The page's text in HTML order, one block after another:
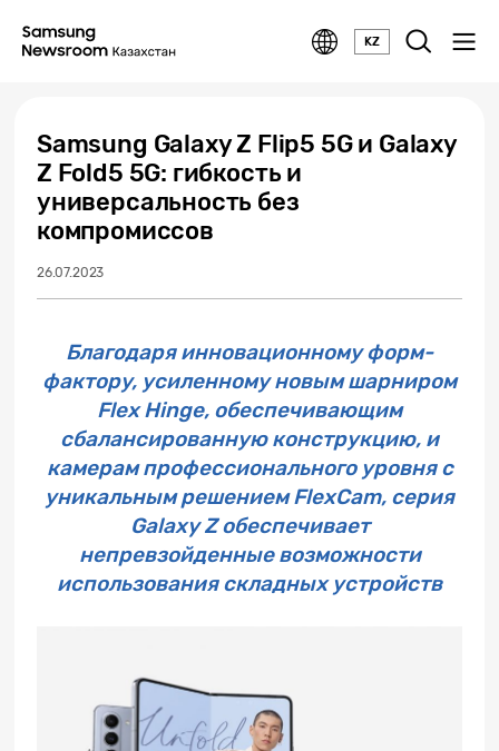
KZ
Samsung Galaxy Z Flip5 5G и Galaxy
Z Fold5 5G: гибкость и
универсальность без
компромиссов
26.07.2023
Благодаря инновационному форм-
фактору, усиленному новым шарниром
Flex Hinge, обеспечивающим
сбалансированную конструкцию, и
камерам профессионального уровня с
уникальным решением FlexCam, серия
Galaxy Z обеспечивает
непревзойденные возможности
использования складных устройств